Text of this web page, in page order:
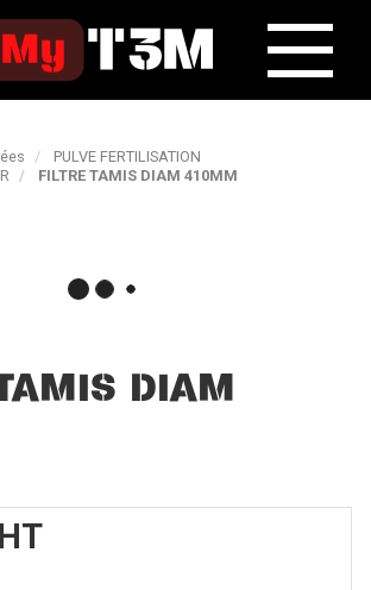
PULVE FERTILISATION
FILTRE TAMIS DIAM 410MM
DIAM
HT